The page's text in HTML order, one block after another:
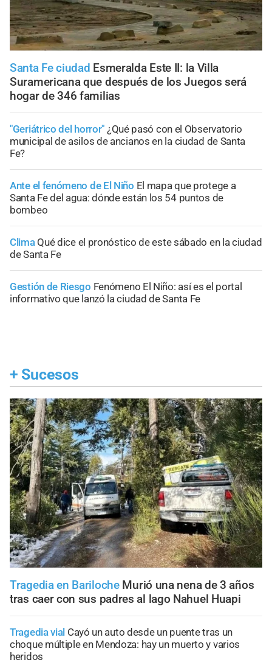
Santa Fe ciudad Esmeralda Este II: la Villa
Suramericana que después de los Juegos será
hogar de 346 familias
"Geriátrico del horror" ¿Qué pasó con el Observatorio
municipal de asilos de ancianos en la ciudad de Santa
Fe?
Ante el fenómeno de El Niño El mapa que protege a
Santa Fe del agua: dónde están los 54 puntos de
bombeo
Clima Qué dice el pronóstico de este sábado en la ciudad
de Santa Fe
Gestión de Riesgo Fenómeno El Niño: así es el portal
informativo que lanzó la ciudad de Santa Fe
+ Sucesos
Tragedia en Bariloche Murió una nena de 3 años
tras caer con sus padres al lago Nahuel Huapi
Tragedia vial Cayó un auto desde un puente tras un
choque múltiple en Mendoza: hay un muerto y varios
heridos